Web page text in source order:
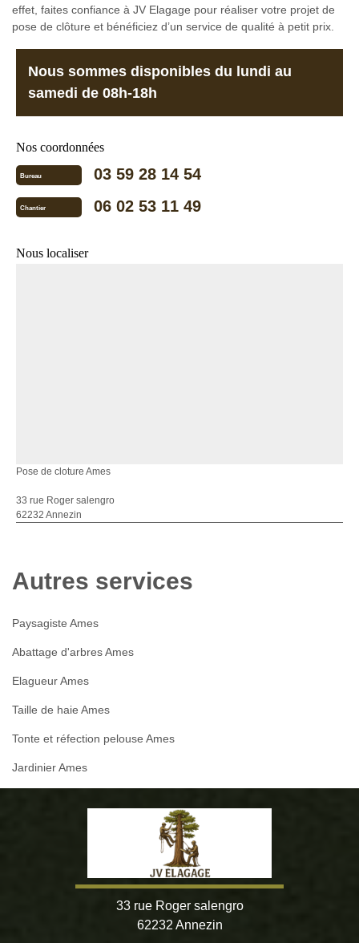
effet, faites confiance à JV Elagage pour réaliser votre projet de
pose de clôture et bénéficiez d’un service de qualité à petit prix.
Nous sommes disponibles du lundi au
samedi de 08h-18h
Nos coordonnées
Bureau 03 59 28 14 54
Chantier 06 02 53 11 49
Nous localiser
Pose de cloture Ames
33 rue Roger salengro
62232 Annezin
Autres services
Paysagiste Ames
Abattage d'arbres Ames
Elagueur Ames
Taille de haie Ames
Tonte et réfection pelouse Ames
Jardinier Ames
33 rue Roger salengro
62232 Annezin